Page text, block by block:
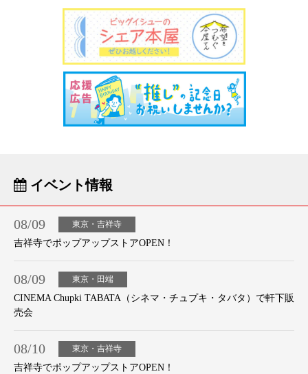
イベント情報
08/09 東京・吉祥寺
吉祥寺でポップアップストアOPEN！
08/09 東京・田端
CINEMA Chupki TABATA（シネマ・チュプキ・タバタ）で軒下販
売会
08/10 東京・吉祥寺
吉祥寺でポップアップストアOPEN！